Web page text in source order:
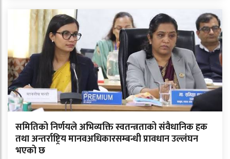
समितिको निर्णयले अभिव्यक्ति स्वतन्त्रताको संवैधानिक हक
तथा अन्तर्राष्ट्रिय मानवअधिकारसम्बन्धी प्रावधान उल्लंघन
भएको छ